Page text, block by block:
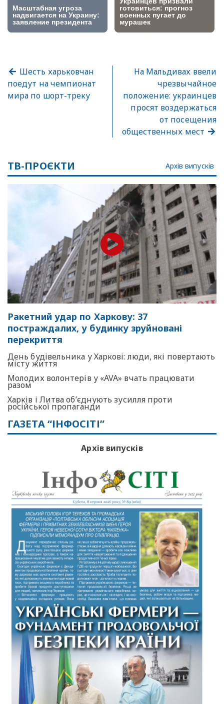
Шесть харьковчан
поедут на чемпионат
мира по шорт-треку
На Мальдивах ввели
чрезвычайное
положение: украинцев
просят воздержаться
от посещения
общественных мест
ТВ-ПРОЄКТИ Архів випусків
Ракетний удар по Харкову: 37
постраждалих, у будинку зруйновані
перекриття
День будівельника у Харкові: люди, які повертають
місту життя
Молодих волонтерів у «AVA» вчать працювати
разом
Харків і Литва об’єднують зусилля проти
російської пропаганди
ГАЗЕТА “ІНФОСІТІ”
Архів випусків